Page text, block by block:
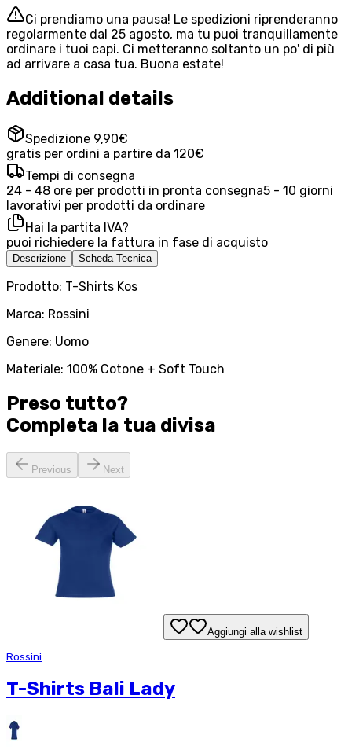
Ci prendiamo una pausa! Le spedizioni riprenderanno
regolarmente dal 25 agosto, ma tu puoi tranquillamente
ordinare i tuoi capi. Ci metteranno soltanto un po' di più
ad arrivare a casa tua. Buona estate!
Additional details
Spedizione 9,90€
gratis per ordini a partire da 120€
Tempi di consegna
24 - 48 ore per prodotti in pronta consegna5 - 10 giorni
lavorativi per prodotti da ordinare
Hai la partita IVA?
puoi richiedere la fattura in fase di acquisto
Descrizione Scheda Tecnica
Prodotto: T-Shirts Kos
Marca: Rossini
Genere: Uomo
Materiale: 100% Cotone + Soft Touch
Preso tutto?
Completa la tua divisa
Previous Next
Aggiungi alla wishlist
Rossini
T-Shirts Bali Lady